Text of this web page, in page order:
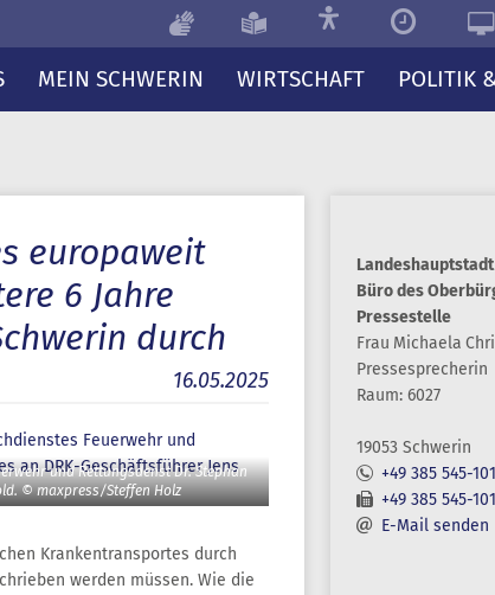
MEIN SCHWERIN WIRTSCHAFT POLITIK
europaweit
6 Jahre
durch
16.05.2025
und Rettungsdenst Dr. Stephan
© maxpress/Steffen Holz
Krankentransportes durch
werden müssen. Wie die
Büro des
Pressestelle
Frau Michaela
Pressesprecherin
Raum: 6027
19053 Schwerin
+49 385 545-
+49 385 545-
E-Mail senden